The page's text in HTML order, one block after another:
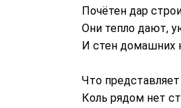
Почётен дар
Они тепло дают,
И стен домашних
Что
Коль рядом нет